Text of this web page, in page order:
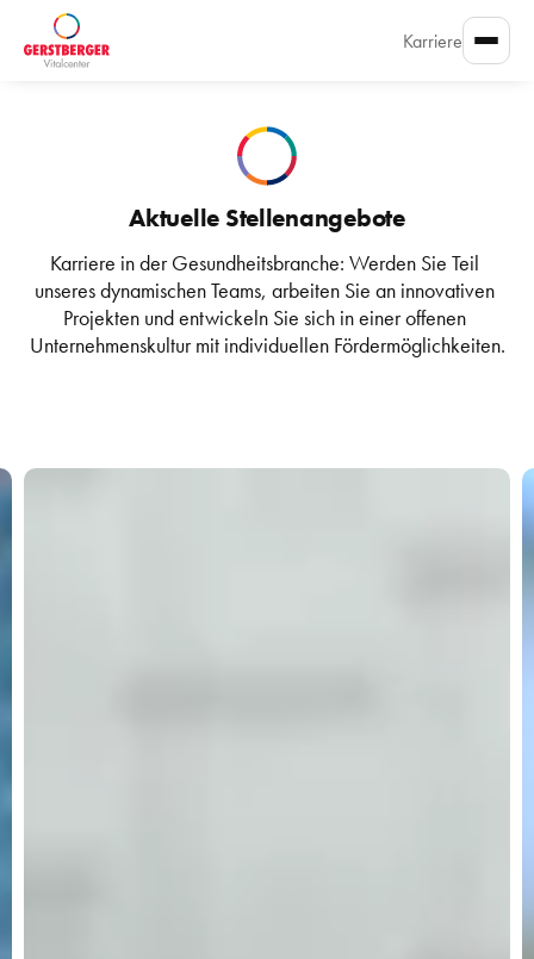
Karriere
Aktuelle Stellenangebote
Karriere in der Gesundheitsbranche: Werden Sie Teil
unseres dynamischen Teams, arbeiten Sie an innovativen
Projekten und entwickeln Sie sich in einer offenen
Unternehmenskultur mit individuellen Fördermöglichkeiten.